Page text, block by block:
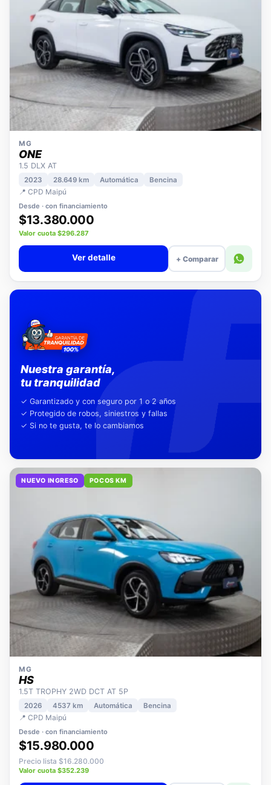
MG
ONE
1.5 DLX AT
2023 28.649 km
📍 CPD Maipú
Desde · con financiamiento
$13.380.000
Valor cuota $296.287
+ Comparar
Nuestra garantía,
✓ Garantizado y con seguro por 1 o 2 años
✓ Protegido de robos, siniestros y fallas
MG
HS
1.5T TROPHY 2WD DCT AT 5P
2026 4537 km
📍 CPD Maipú
Desde · con financiamiento
$15.980.000
Precio lista $16.280.000
Valor cuota $352.239